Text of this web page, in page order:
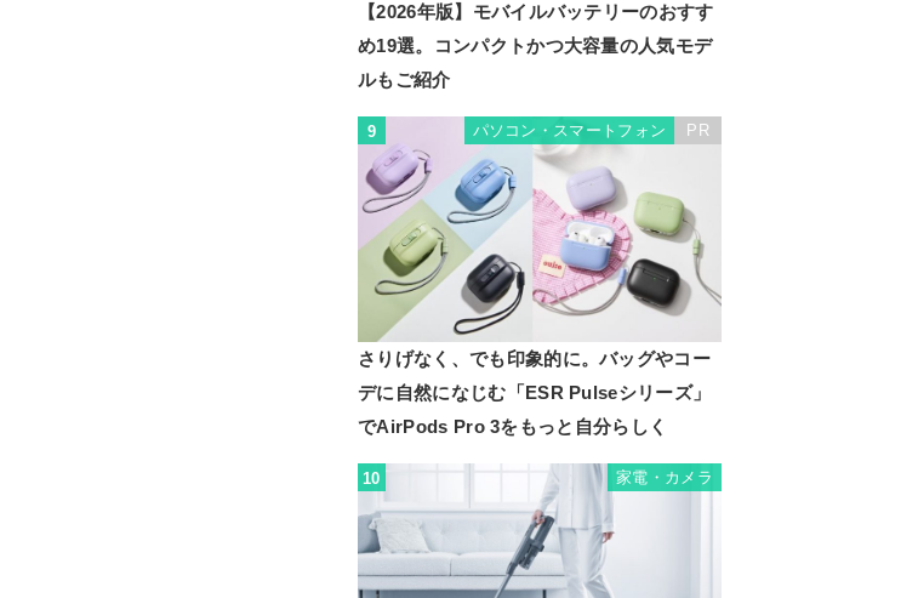
【2026年版】モバイルバッテリーのおすす
め19選。コンパクトかつ大容量の人気モデ
ルもご紹介
9 パソコン・スマートフォン PR
さりげなく、でも印象的に。バッグやコー
デに自然になじむ「ESR Pulseシリーズ」
でAirPods Pro 3をもっと自分らしく
10 家電・カメラ